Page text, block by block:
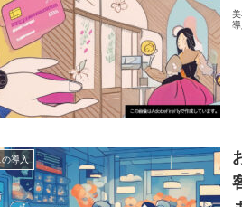
の導入